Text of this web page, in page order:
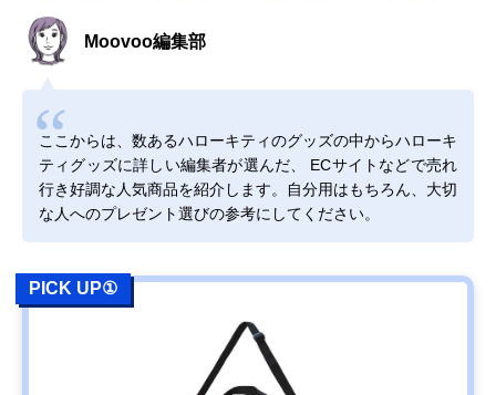
Moovoo編集部
ここからは、数あるハローキティのグッズの中からハローキ
ティグッズに詳しい編集者が選んだ、 ECサイトなどで売れ
行き好調な人気商品を紹介します。自分用はもちろん、大切
な人へのプレゼント選びの参考にしてください。
PICK UP①